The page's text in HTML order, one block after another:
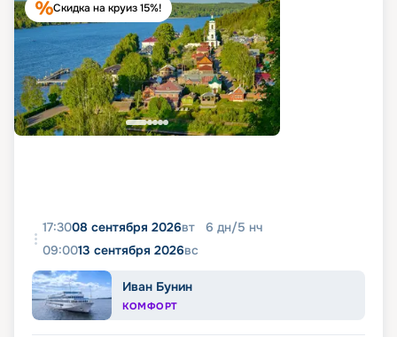
Скидка на круиз 15%!
17:3008 сентября 2026вт 6 дн/5 нч
09:0013 сентября 2026вс
Иван Бунин
КОМФОРТ